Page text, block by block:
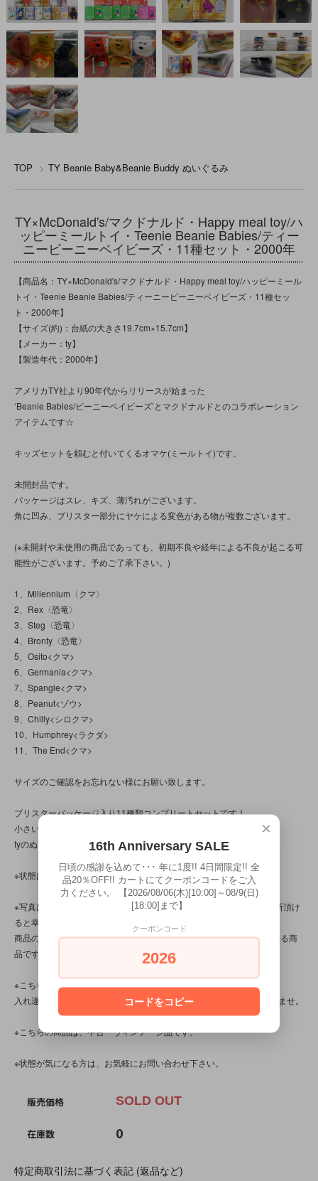
TOP > TY Beanie Baby&Beanie Buddy ぬいぐるみ
TY×McDonald's/マクドナルド・Happy meal toy/ハ
ッピーミールトイ・Teenie Beanie Babies/ティー
ニービーニーベイビーズ・11種セット・2000年
【商品名：TY×McDonald's/マクドナルド・Happy meal toy/ハッピーミール
トイ・Teenie Beanie Babies/ティーニービーニーベイビーズ・11種セッ
ト・2000年】
【サイズ(約)：台紙の大きさ19.7cm×15.7cm】
【メーカー：ty】
【製造年代：2000年】
アメリカTY社より90年代からリリースが始まった
‘Beanie Babies/ビーニーベイビーズ’とマクドナルドとのコラボレーション
アイテムです☆
キッズセットを頼むと付いてくるオマケ(ミールトイ)です。
未開封品です。
パッケージはスレ、キズ、薄汚れがございます。
角に凹み、ブリスター部分にヤケによる変色がある物が複数ございます。
(※未開封や未使用の商品であっても、初期不良や経年による不良が起こる可
能性がございます。予めご了承下さい。)
1、Millennium〈クマ〉
2、Rex〈恐竜〉
3、Steg〈恐竜〉
4、Bronty〈恐竜〉
5、Osito<クマ>
6、Germania<クマ>
7、Spangle<クマ>
8、Peanut<ゾウ>
9、Chilly<シロクマ>
10、Humphrey<ラクダ>
11、The End<クマ>
サイズのご確認をお忘れない様にお願い致します。
ブリスターパッケージ入り11種類コンプリートセットです！
小さいながらも、作りはしっかりしています◎
tyのぬいぐるみの象徴であるハートのタグも付いています♪
※状態は、9枚の写真と併せてご確認下さい。
※写真は、光の当たり方によって見え方が変わる為、トータル的に判断頂け
ると幸いです。
商品の特性/性質上、上記の問題以前に、作りに個体差や粗さが見られる商
品です。
※こちらの商品は店頭でも販売しています。
入れ違いで完売してしまう場合がございます。その際はご容赦下さいませ。
※こちらの商品は、中古・ヴィンテージ品です。
※状態が気になる方は、お気軽にお問い合わせ下さい。
販売価格 SOLD OUT
在庫数 0
特定商取引法に基づく表記 (返品など)
×
16th Anniversary SALE
日頃の感謝を込めて･･･ 年に1度!! 4日間限定!! 全
品20％OFF!! カートにてクーポンコードをご入
力ください。 【2026/08/06(木)[10:00]～08/9(日)
[18:00]まで】
クーポンコード
2026
コードをコピー